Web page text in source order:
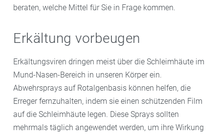
beraten, welche Mittel für Sie in Frage kommen.
Erkältung vorbeugen
Erkältungsviren dringen meist über die Schleimhäute im
Mund-Nasen-Bereich in unseren Körper ein.
Abwehrsprays auf Rotalgenbasis können helfen, die
Erreger fernzuhalten, indem sie einen schützenden Film
auf die Schleimhäute legen. Diese Sprays sollten
mehrmals täglich angewendet werden, um ihre Wirkung